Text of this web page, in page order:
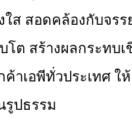
ส สอดคล้องกับจร
โต สร้างผลกระทบ
เอพีทั่วประเทศ ใ
รูปธรรม